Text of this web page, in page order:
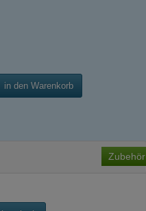
in den Warenkorb
Zubehör